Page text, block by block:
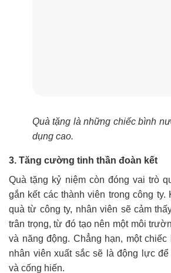
Quà tặng là những chiếc bình
dụng cao.
3. Tăng cường tinh thần đoàn kết
Quà tặng kỷ niệm còn đóng vai trò
gắn kết các thành viên trong công
quà từ công ty, nhân viên sẽ cảm
trân trọng, từ đó tạo nên một môi
và năng động. Chẳng hạn, một chiếc
nhân viên xuất sắc sẽ là động lực
và cống hiến.